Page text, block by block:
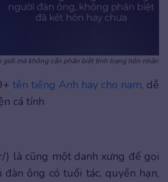
giới mà không cần phân biệt tình trạng hôn nhân
tên tiếng Anh hay cho nam, dễ
cá tính
) là cũng một danh xưng để gọi
ông có tuổi tác, quyền hạn,